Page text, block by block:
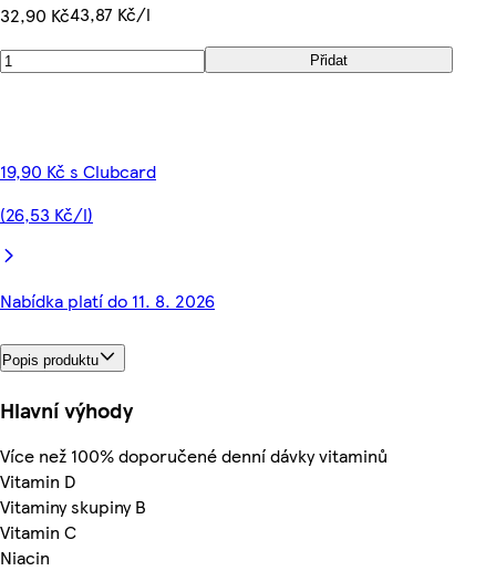
32,90 Kč43,87 Kč/l
Přidat
19,90 Kč s Clubcard
(26,53 Kč/l)
Nabídka platí do 11. 8. 2026
Popis produktu
Hlavní výhody
Více než 100% doporučené denní dávky vitaminů
Vitamin D
Vitaminy skupiny B
Vitamin C
Niacin